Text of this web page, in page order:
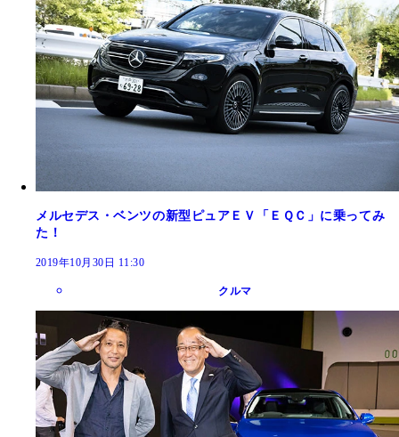
メルセデス・ベンツの新型ピュアＥＶ「ＥＱＣ」に乗ってみ
た！
2019年10月30日 11:30
クルマ